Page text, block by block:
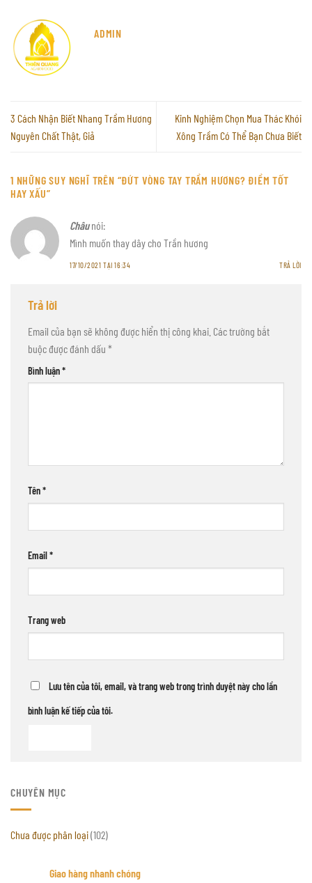
ADMIN
3 Cách Nhận Biết Nhang Trầm Hương
Nguyên Chất Thật, Giả
Kinh Nghiệm Chọn Mua Thác Khói
Xông Trầm Có Thể Bạn Chưa Biết
1 NHỮNG SUY NGHĨ TRÊN “ĐỨT VÒNG TAY TRẦM HƯƠNG? ĐIỀM TỐT
HAY XẤU”
Châu nói:
Mình muốn thay dây cho Trần hương
17/10/2021 TẠI 16:34 TRẢ LỜI
Trả lời
Email của bạn sẽ không được hiển thị công khai. Các trường bắt
buộc được đánh dấu *
Bình luận*
Tên*
Email*
Trang web
Lưu tên của tôi, email, và trang web trong trình duyệt này cho lần
bình luận kế tiếp của tôi.
CHUYÊN MỤC
Chưa được phân loại(102)
Giao hàng nhanh chóng